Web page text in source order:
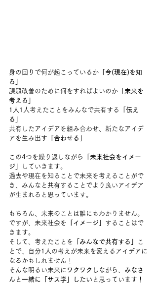
身の回りで何が起こっているか 「今(現在)を知
る」
課題改善のために何をすればよいのか 「未来を
考える」
1人1人考えたことをみんなで共有する
「伝え
る」
共有したアイデアを組み合わせ、新たなアイデ
アを生み出す 「合わせる」
この4つを繰り返しながら
「未来社会をイメー
ジ」
していきます。
過去や現在を知ることで未来を考えることがで
き、みんなと共有することでより良いアイデア
が生まれると思っています。
もちろん、未来のことは誰にもわかりません。
ですが、未来社会を 「イメージ」 することはで
きます。
そして、考えたことを 「みんなで共有する」
こ
とで、自分1人の考えが未来を変えるアイデアに
なるかもしれません！
そんな明るい未来に ワクワク しながら、 みなさ
んと一緒に「サス学」したい と思っています！